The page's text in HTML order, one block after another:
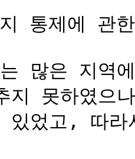
통제에 관
많은 지역
지 못하였으
있었고, 따